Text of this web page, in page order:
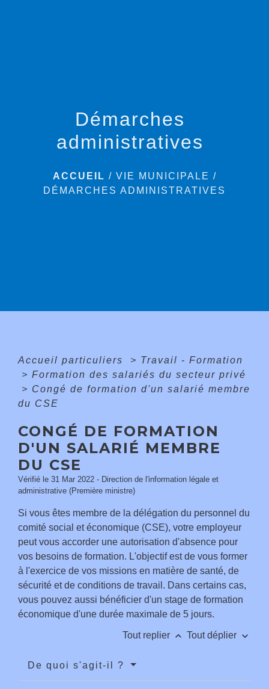
Démarches
administratives
ACCUEIL / VIE MUNICIPALE /
DÉMARCHES ADMINISTRATIVES
Accueil particuliers > Travail - Formation
> Formation des salariés du secteur privé
> Congé de formation d'un salarié membre
du CSE
CONGÉ DE FORMATION
D'UN SALARIÉ MEMBRE
DU CSE
Vérifié le 31 Mar 2022 - Direction de l'information légale et
administrative (Première ministre)
Si vous êtes membre de la délégation du personnel du
comité social et économique (CSE), votre employeur
peut vous accorder une autorisation d'absence pour
vos besoins de formation. L'objectif est de vous former
à l'exercice de vos missions en matière de santé, de
sécurité et de conditions de travail. Dans certains cas,
vous pouvez aussi bénéficier d'un stage de formation
économique d'une durée maximale de 5 jours.
Tout replier keyboard_arrow_up Tout déplier keyboard_arrow_down
De quoi s'agit-il ?